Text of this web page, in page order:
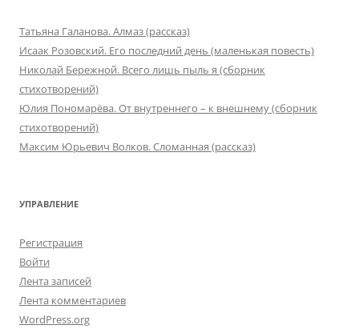
Татьяна Галанова. Алмаз (рассказ)
Исаак Розовский. Его последний день (маленькая повесть)
Николай Бережной. Всего лишь пыль я (сборник
стихотворений)
Юлия Пономарёва. От внутреннего – к внешнему (сборник
стихотворений)
Максим Юрьевич Волков. Сломанная (рассказ)
УПРАВЛЕНИЕ
Регистрация
Войти
Лента записей
Лента комментариев
WordPress.org